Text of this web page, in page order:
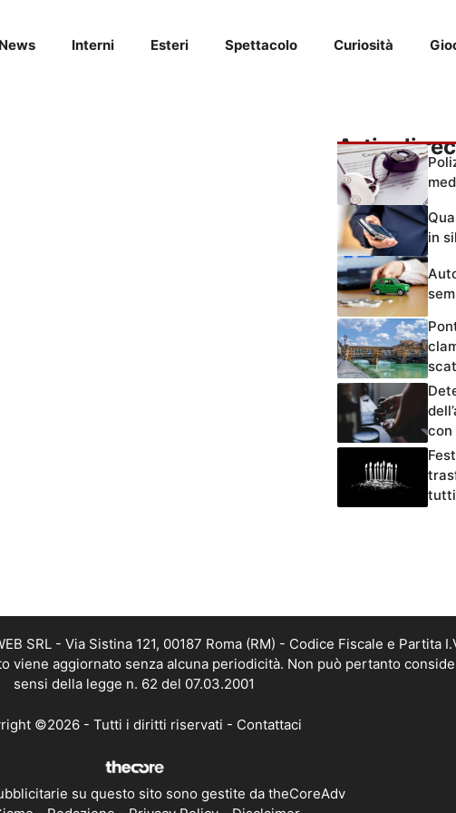
News Interni Esteri Spettacolo Curiosità
Articoli
in
con
tutti
SRL - Via Sistina 121, 00187 Roma (RM) - Codice Fiscale e Partita
viene aggiornato senza alcuna periodicità. Non può pertanto
sensi della legge n. 62 del 07.03.2001
©2026 - Tutti i diritti riservati - Contattaci
su questo sito sono gestite da theCoreAdv